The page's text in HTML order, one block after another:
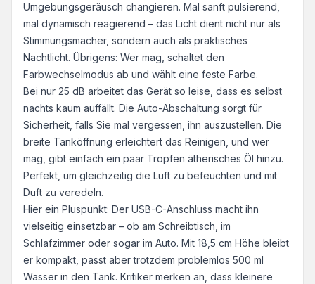
Umgebungsgeräusch changieren. Mal sanft pulsierend,
mal dynamisch reagierend – das Licht dient nicht nur als
Stimmungsmacher, sondern auch als praktisches
Nachtlicht. Übrigens: Wer mag, schaltet den
Farbwechselmodus ab und wählt eine feste Farbe.
Bei nur 25 dB arbeitet das Gerät so leise, dass es selbst
nachts kaum auffällt. Die Auto-Abschaltung sorgt für
Sicherheit, falls Sie mal vergessen, ihn auszustellen. Die
breite Tanköffnung erleichtert das Reinigen, und wer
mag, gibt einfach ein paar Tropfen ätherisches Öl hinzu.
Perfekt, um gleichzeitig die Luft zu befeuchten und mit
Duft zu veredeln.
Hier ein Pluspunkt: Der USB-C-Anschluss macht ihn
vielseitig einsetzbar – ob am Schreibtisch, im
Schlafzimmer oder sogar im Auto. Mit 18,5 cm Höhe bleibt
er kompakt, passt aber trotzdem problemlos 500 ml
Wasser in den Tank. Kritiker merken an, dass kleinere